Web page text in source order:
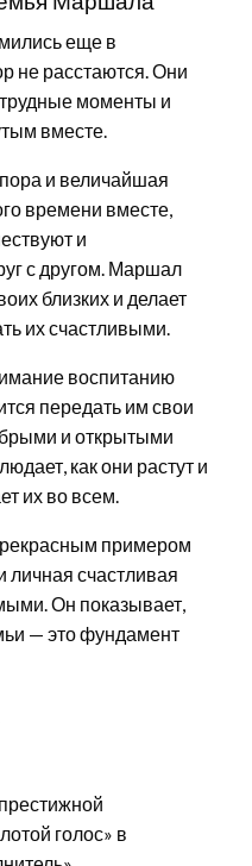
еще в
не расстаются. Они
моменты и
вместе.
и величайшая
времени вместе,
и
с другом. Маршал
близких и делает
их счастливыми.
воспитанию
передать им свои
и открытыми
как они растут и
их во всем.
примером
личная счастливая
Он показывает,
— это фундамент
голос» в